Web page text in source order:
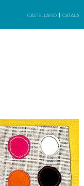
CASTELLANO CATALÀ